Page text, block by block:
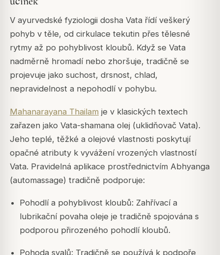
V ayurvedské fyziologii dosha Vata řídí veškerý
pohyb v těle, od cirkulace tekutin přes tělesné
rytmy až po pohyblivost kloubů. Když se Vata
nadměrně hromadí nebo zhoršuje, tradičně se
projevuje jako suchost, drsnost, chlad,
nepravidelnost a nepohodlí v pohybu.
Mahanarayana Thailam je v klasických textech
zařazen jako Vata-shamana olej (uklidňovač Vata).
Jeho teplé, těžké a olejové vlastnosti poskytují
opačné atributy k vyvážení vrozených vlastností
Vata. Pravidelná aplikace prostřednictvím Abhyanga
(automassage) tradičně podporuje:
Pohodlí a pohyblivost kloubů: Zahřívací a
lubrikační povaha oleje je tradičně spojována s
podporou přirozeného pohodlí kloubů.
Pohoda svalů: Tradičně se používá k podpoře